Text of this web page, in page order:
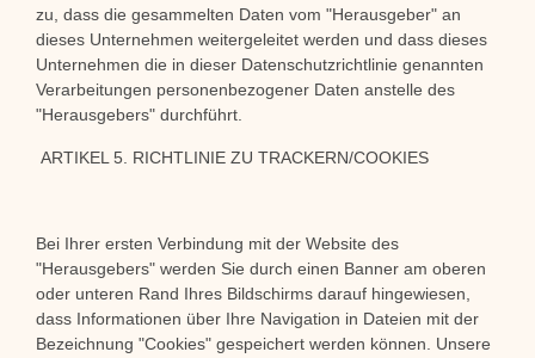
zu, dass die gesammelten Daten vom "Herausgeber" an
dieses Unternehmen weitergeleitet werden und dass dieses
Unternehmen die in dieser Datenschutzrichtlinie genannten
Verarbeitungen personenbezogener Daten anstelle des
"Herausgebers" durchführt.
ARTIKEL 5. RICHTLINIE ZU TRACKERN/COOKIES
Bei Ihrer ersten Verbindung mit der Website des
"Herausgebers" werden Sie durch einen Banner am oberen
oder unteren Rand Ihres Bildschirms darauf hingewiesen,
dass Informationen über Ihre Navigation in Dateien mit der
Bezeichnung "Cookies" gespeichert werden können. Unsere